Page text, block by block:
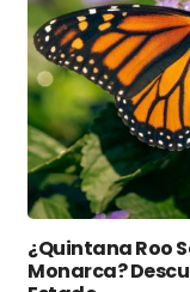
¿Quintana Roo
Monarca?